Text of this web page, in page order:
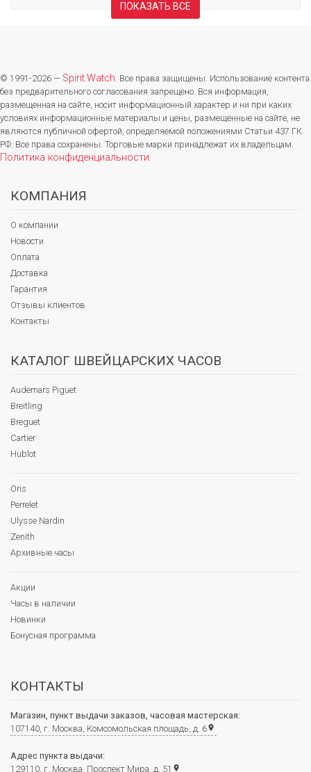
ПОКАЗАТЬ ВСЕ
© 1991-2026 — Spirit.Watch. Все права защищены. Использование контента
без предварительного согласования запрещено. Вся информация,
размещенная на сайте, носит информационный характер и ни при каких
условиях информационные материалы и цены, размещенные на сайте, не
являются публичной офертой, определяемой положениями Статьи 437 ГК
РФ. Все права сохранены. Торговые марки принадлежат их владельцам.
Политика конфиденциальности.
КОМПАНИЯ
О компании
Новости
Оплата
Доставка
Гарантия
Отзывы клиентов
Контакты
КАТАЛОГ ШВЕЙЦАРСКИХ ЧАСОВ
Audemars Piguet
Breitling
Breguet
Cartier
Hublot
Oris
Perrelet
Ulysse Nardin
Zenith
Архивные часы
Акции
Часы в наличии
Новинки
Бонусная программа
КОНТАКТЫ
Магазин, пункт выдачи заказов, часовая мастерская:
107140, г. Москва, Комсомольская площадь, д. 6place
Адрес пункта выдачи:
129110, г. Москва, Проспект Мира, д. 51 place